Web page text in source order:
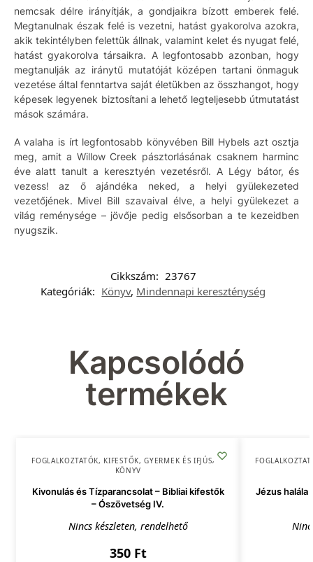
nemcsak délre irányítják, a gondjaikra bízott emberek felé.
Megtanulnak észak felé is vezetni, hatást gyakorolva azokra,
akik tekintélyben felettük állnak, valamint kelet és nyugat felé,
hatást gyakorolva társaikra. A legfontosabb azonban, hogy
megtanulják az iránytű mutatóját középen tartani önmaguk
vezetése által fenntartva saját életükben az összhangot, hogy
képesek legyenek biztosítani a lehető legteljesebb útmutatást
mások számára.
A valaha is írt legfontosabb könyvében Bill Hybels azt osztja
meg, amit a Willow Creek pásztorlásának csaknem harminc
éve alatt tanult a keresztyén vezetésről. A Légy bátor, és
vezess! az ő ajándéka neked, a helyi gyülekezeted
vezetőjének. Mivel Bill szavaival élve, a helyi gyülekezet a
világ reménysége – jövője pedig elsősorban a te kezeidben
nyugszik.
Cikkszám: 23767
Kategóriák: Könyv, Mindennapi kereszténység
Kapcsolódó
termékek
FOGLALKOZTATÓK, KIFESTŐK,GYERMEK ÉS IFJÚSÁG,
KÖNYV
Kivonulás és Tízparancsolat – Bibliai kifestők
– Ószövetség IV.
Nincs készleten, rendelhető
350 Ft
Jézus halála